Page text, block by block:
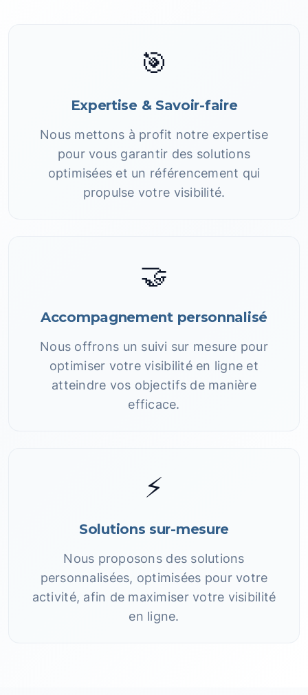
🎯
Expertise & Savoir-faire
Nous mettons à profit notre expertise
pour vous garantir des solutions
optimisées et un référencement qui
propulse votre visibilité.
🤝
Accompagnement personnalisé
Nous offrons un suivi sur mesure pour
optimiser votre visibilité en ligne et
atteindre vos objectifs de manière
efficace.
⚡
Solutions sur-mesure
Nous proposons des solutions
personnalisées, optimisées pour votre
activité, afin de maximiser votre visibilité
en ligne.